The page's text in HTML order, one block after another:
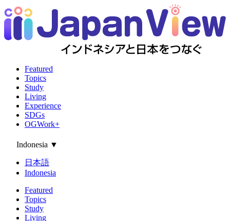
Featured
Topics
Study
Living
Experience
SDGs
OGWork+
Indonesia ▼
日本語
Indonesia
Featured
Topics
Study
Living